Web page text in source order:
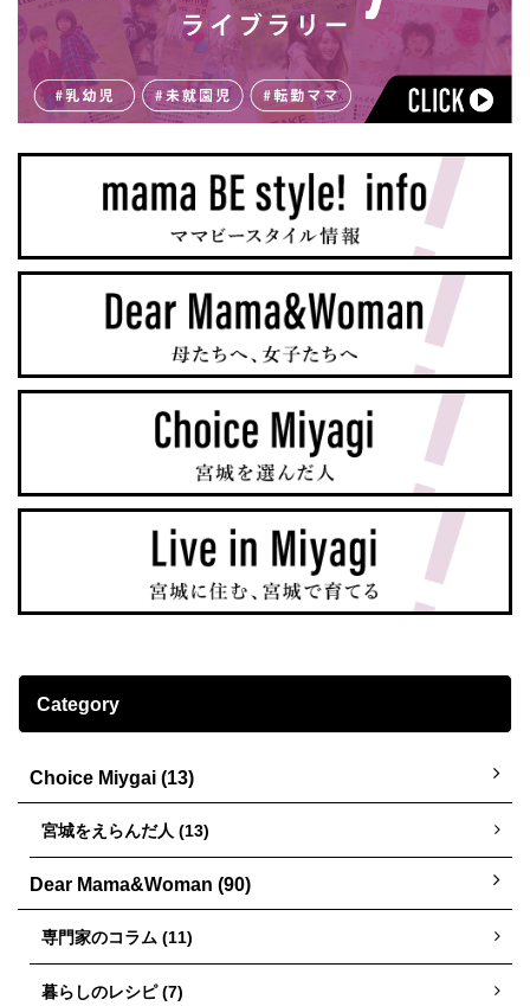
Category
Choice Miygai (13)
宮城をえらんだ人 (13)
Dear Mama&Woman (90)
専門家のコラム (11)
暮らしのレシピ (7)